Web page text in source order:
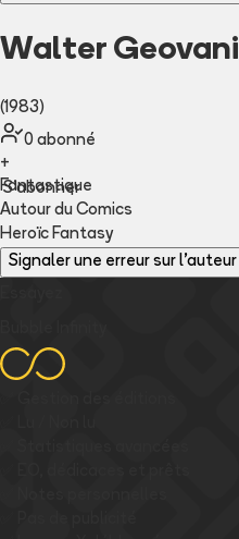
Walter Geovani
(1983)
0 abonné
+
S'abonner
Fantastique
Autour du Comics
Heroïc Fantasy
Signaler une erreur sur l'auteur